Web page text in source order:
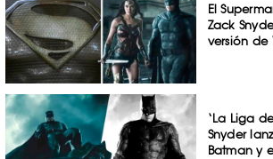
El
Zack
versión de
‘La Liga
Snyder
Batman y